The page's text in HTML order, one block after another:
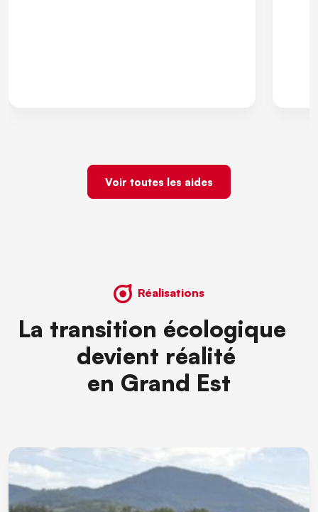
Voir toutes les aides
Réalisations
La transition écologique
devient réalité
en Grand Est